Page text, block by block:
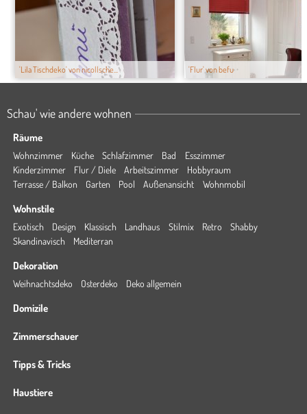
'Lila Tischdeko' von nicollsche... 'Flur' von befu
Schau' wie andere wohnen
Räume
Wohnzimmer Küche Schlafzimmer Bad
Esszimmer
Kinderzimmer
Flur / Diele Arbeitszimmer
Hobbyraum
Terrasse / Balkon
Garten Pool Außenansicht Wohnmobil
Wohnstile
Exotisch Design Klassisch Landhaus Stilmix Retro
Shabby
Skandinavisch
Mediterran
Dekoration
Weihnachtsdeko Osterdeko Deko allgemein
Domizile
Zimmerschauer
Tipps & Tricks
Haustiere